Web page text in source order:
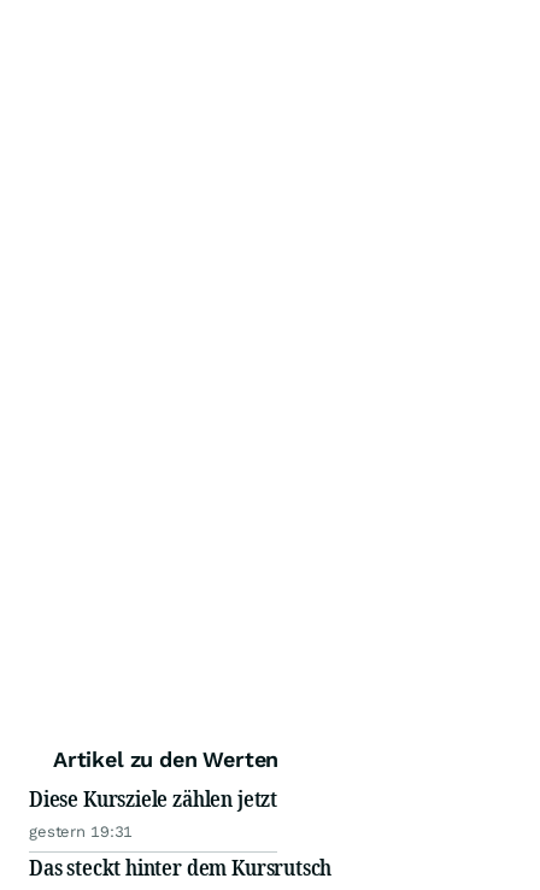
Artikel zu den Werten
Diese Kursziele zählen jetzt
gestern 19:31
Das steckt hinter dem Kursrutsch